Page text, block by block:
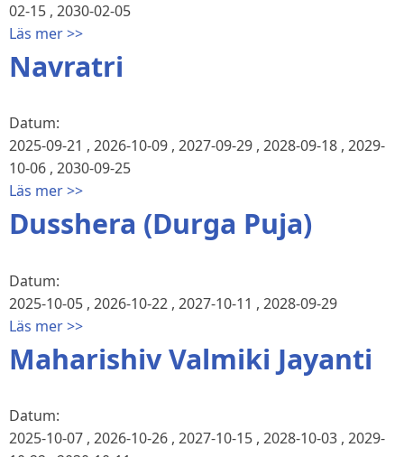
02-15 , 2030-02-05
Läs mer >>
Navratri
Datum:
2025-09-21 , 2026-10-09 , 2027-09-29 , 2028-09-18 , 2029-
10-06 , 2030-09-25
Läs mer >>
Dusshera (Durga Puja)
Datum:
2025-10-05 , 2026-10-22 , 2027-10-11 , 2028-09-29
Läs mer >>
Maharishiv Valmiki Jayanti
Datum:
2025-10-07 , 2026-10-26 , 2027-10-15 , 2028-10-03 , 2029-